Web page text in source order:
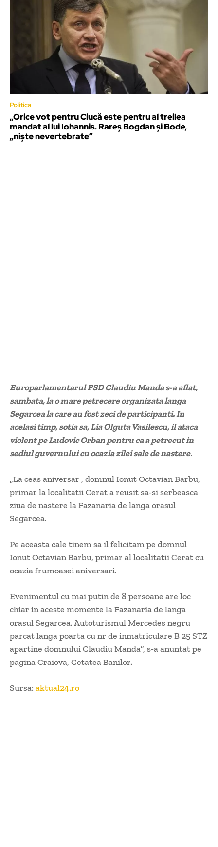
Politica
„Orice vot pentru Ciucă este pentru al treilea
mandat al lui Iohannis. Rareș Bogdan și Bode,
„niște nevertebrate”
Europarlamentarul PSD Claudiu Manda s-a aflat,
sambata, la o mare petrecere organizata langa
Segarcea la care au fost zeci de participanti. In
acelasi timp, sotia sa, Lia Olguta Vasilescu, il ataca
violent pe Ludovic Orban pentru ca a petrecut in
sediul guvernului cu ocazia zilei sale de nastere.
„La ceas aniversar , domnul Ionut Octavian Barbu,
primar la localitatii Cerat a reusit sa-si serbeasca
ziua de nastere la Fazanaria de langa orasul
Segarcea.
Pe aceasta cale tinem sa il felicitam pe domnul
Ionut Octavian Barbu, primar al localitatii Cerat cu
ocazia frumoasei aniversari.
Evenimentul cu mai putin de 8 persoane are loc
chiar in aceste momente la Fazanaria de langa
orasul Segarcea. Autoturismul Mercedes negru
parcat langa poarta cu nr de inmatriculare B 25 STZ
apartine domnului Claudiu Manda”, s-a anuntat pe
pagina Craiova, Cetatea Banilor.
Sursa: aktual24.ro